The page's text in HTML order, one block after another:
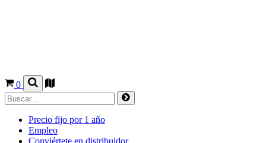
0
Precio fijo por 1 año
Empleo
Conviértete en distribuidor